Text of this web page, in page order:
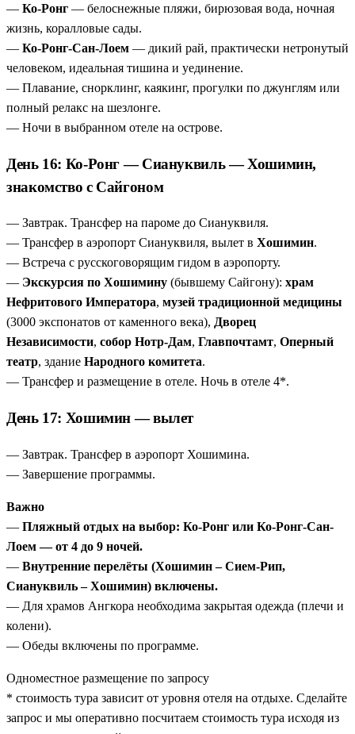
— Ко-Ронг — белоснежные пляжи, бирюзовая вода, ночная
жизнь, коралловые сады.
— Ко-Ронг-Сан-Лоем — дикий рай, практически нетронутый
человеком, идеальная тишина и уединение.
— Плавание, снорклинг, каякинг, прогулки по джунглям или
полный релакс на шезлонге.
— Ночи в выбранном отеле на острове.
День 16: Ко-Ронг — Сиануквиль — Хошимин,
знакомство с Сайгоном
— Завтрак. Трансфер на пароме до Сиануквиля.
— Трансфер в аэропорт Сиануквиля, вылет в Хошимин.
— Встреча с русскоговорящим гидом в аэропорту.
— Экскурсия по Хошимину (бывшему Сайгону): храм
Нефритового Императора, музей традиционной медицины
(3000 экспонатов от каменного века), Дворец
Независимости, собор Нотр-Дам, Главпочтамт, Оперный
театр, здание Народного комитета.
— Трансфер и размещение в отеле. Ночь в отеле 4*.
День 17: Хошимин — вылет
— Завтрак. Трансфер в аэропорт Хошимина.
— Завершение программы.
Важно
— Пляжный отдых на выбор: Ко-Ронг или Ко-Ронг-Сан-
Лоем — от 4 до 9 ночей.
— Внутренние перелёты (Хошимин – Сием-Рип,
Сиануквиль – Хошимин) включены.
— Для храмов Ангкора необходима закрытая одежда (плечи и
колени).
— Обеды включены по программе.
Одноместное размещение по запросу
* стоимость тура зависит от уровня отеля на отдыхе. Сделайте
запрос и мы оперативно посчитаем стоимость тура исходя из